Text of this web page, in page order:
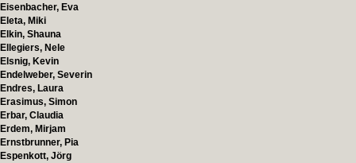
Eisenbacher, Eva
Eleta, Miki
Elkin, Shauna
Ellegiers, Nele
Elsnig, Kevin
Endelweber, Severin
Endres, Laura
Erasimus, Simon
Erbar, Claudia
Erdem, Mirjam
Ernstbrunner, Pia
Espenkott, Jörg